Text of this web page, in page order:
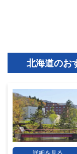
北海道のお